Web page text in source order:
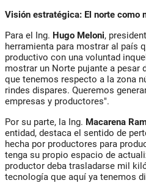
Visión estratégica: El norte como
Para el Ing. Hugo Meloni,
herramienta para mostrar al país
productivo con una voluntad
mostrar un Norte pujante a pesar
que tenemos respecto a la zona
rindes dispares. Queremos
empresas y productores".
Por su parte, la Ing. Macarena
entidad, destaca el sentido de
hecha por productores para
tenga su propio espacio de
productor deba trasladarse mil
tecnología que aquí ya tenemos